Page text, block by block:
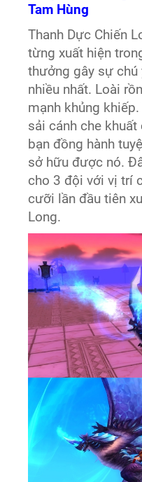
Tam Hùng
Thanh Dực Chiến
từng xuất hiện
thưởng gây sự
nhiều nhất. Loài
mạnh khủng
sải cánh che
bạn đồng hành
sở hữu được nó.
cho 3 đội với vị trí
cưỡi lần đầu tiên
Long.